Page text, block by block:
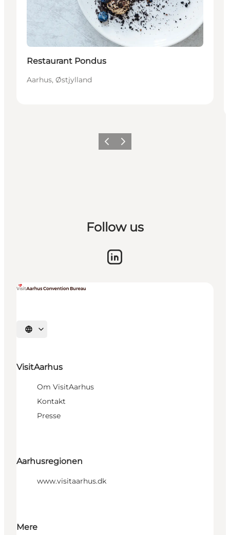
Restaurant Pondus
Aarhus, Østjylland
ForrigeNæste
Follow us
Vælg sprog
VisitAarhus
Om VisitAarhus
Kontakt
Presse
Aarhusregionen
www.visitaarhus.dk
Mere